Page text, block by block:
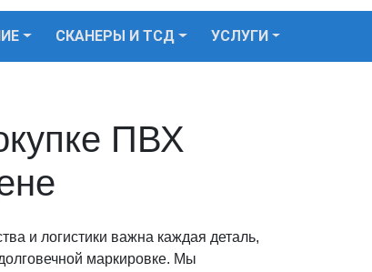
СКАНЕРЫ И ТСД УСЛУГИ
ПВХ
и логистики важна каждая деталь,
маркировке. Мы